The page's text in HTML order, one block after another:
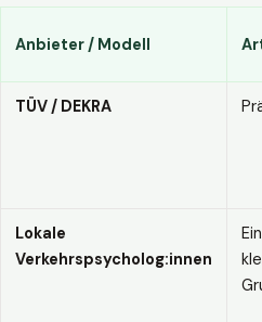
Anbieter / Modell
TÜV / DEKRA
Lokale
Verkehrspsycholog:innen